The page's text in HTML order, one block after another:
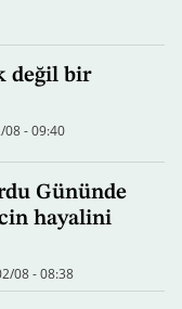
değil bir
08 - 09:40
Gününde
hayalini
08 - 08:38